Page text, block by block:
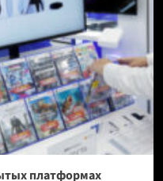
платформах